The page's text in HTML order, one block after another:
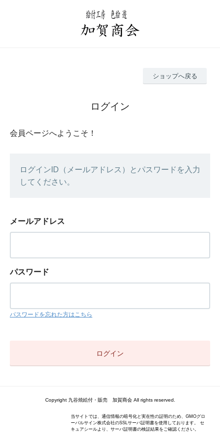
ショップへ戻る
ログイン
会員ページへようこそ！
ログインID（メールアドレス）とパスワードを入力
してください。
メールアドレス
パスワード
パスワードを忘れた方はこちら
Copyright 九谷焼絵付・販売 加賀商会 All rights reserved.
当サイトでは、通信情報の暗号化と実在性の証明のため、GMOグロ
ーバルサイン株式会社のSSLサーバ証明書を使用しております。 セ
キュアシールより、サーバ証明書の検証結果をご確認ください。